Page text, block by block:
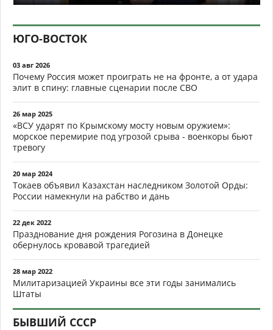
ЮГО-ВОСТОК
03 авг 2026
Почему Россия может проиграть не на фронте, а от удара
элит в спину: главные сценарии после СВО
26 мар 2025
«ВСУ ударят по Крымскому мосту новым оружием»:
морское перемирие под угрозой срыва - военкоры бьют
тревогу
20 мар 2024
Токаев объявил Казахстан наследником Золотой Орды:
России намекнули на рабство и дань
22 дек 2022
Празднование дня рождения Рогозина в Донецке
обернулось кровавой трагедией
28 мар 2022
Милитаризацией Украины все эти годы занимались
Штаты
БЫВШИЙ СССР